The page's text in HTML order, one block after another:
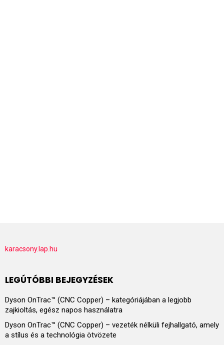
karacsony.lap.hu
LEGÚTÓBBI BEJEGYZÉSEK
Dyson OnTrac™ (CNC Copper) – kategóriájában a legjobb
zajkioltás, egész napos használatra
Dyson OnTrac™ (CNC Copper) – vezeték nélküli fejhallgató, amely
a stílus és a technológia ötvözete